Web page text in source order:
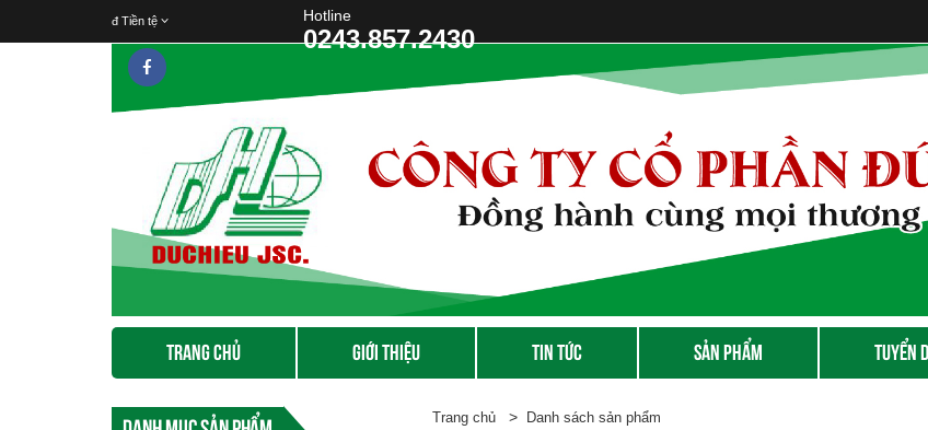
đ Tiền tệ Hotline
0243.857.2430
TRANG CHỦ GIỚI THIỆU TIN TỨC SẢN PHẨM TUYỂN
Trang chủ> Danh sách sản phẩm